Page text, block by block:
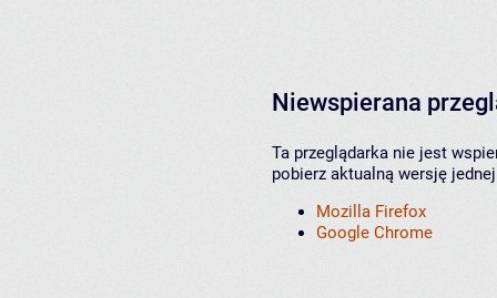
Niewspierana
Ta przeglądarka nie jest
pobierz aktualną wersję
Mozilla Firefox
Google Chrome